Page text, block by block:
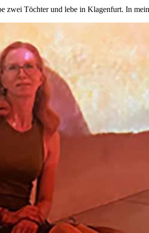
zwei Töchter und lebe in Klagenfurt. In